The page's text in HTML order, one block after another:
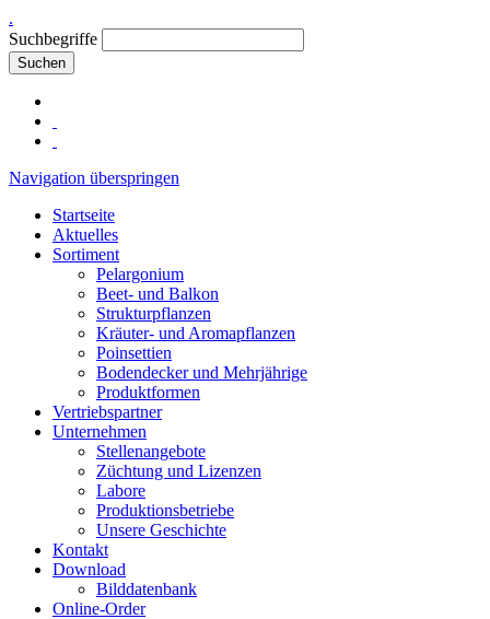
.
Suchbegriffe
Suchen
Navigation überspringen
Startseite
Aktuelles
Sortiment
Pelargonium
Beet- und Balkon
Strukturpflanzen
Kräuter- und Aromapflanzen
Poinsettien
Bodendecker und Mehrjährige
Produktformen
Vertriebspartner
Unternehmen
Stellenangebote
Züchtung und Lizenzen
Labore
Produktionsbetriebe
Unsere Geschichte
Kontakt
Download
Bilddatenbank
Online-Order